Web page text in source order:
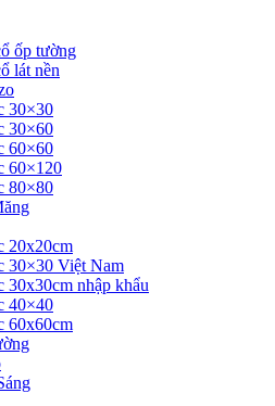
ốp tường
lát nền
30×30
30×60
60×60
60×120
80×80
20x20cm
30×30 Việt Nam
30x30cm nhập khẩu
40×40
60x60cm